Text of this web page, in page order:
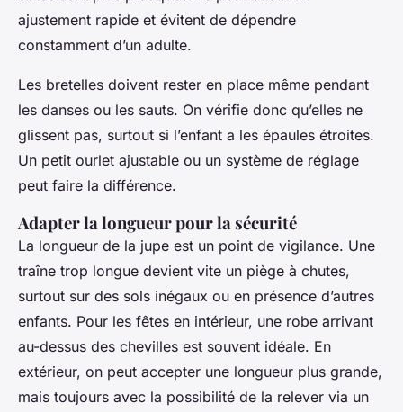
ajustement rapide et évitent de dépendre
constamment d’un adulte.
Les bretelles doivent rester en place même pendant
les danses ou les sauts. On vérifie donc qu’elles ne
glissent pas, surtout si l’enfant a les épaules étroites.
Un petit ourlet ajustable ou un système de réglage
peut faire la différence.
Adapter la longueur pour la sécurité
La longueur de la jupe est un point de vigilance. Une
traîne trop longue devient vite un piège à chutes,
surtout sur des sols inégaux ou en présence d’autres
enfants. Pour les fêtes en intérieur, une robe arrivant
au-dessus des chevilles est souvent idéale. En
extérieur, on peut accepter une longueur plus grande,
mais toujours avec la possibilité de la relever via un